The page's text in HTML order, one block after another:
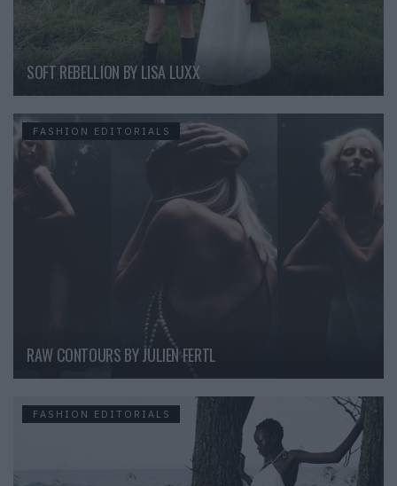
SOFT REBELLION BY LISA LUXX
FASHION EDITORIALS
RAW CONTOURS BY JULIEN FERTL
FASHION EDITORIALS